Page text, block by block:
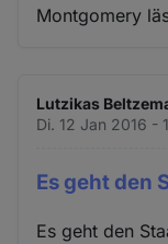
Montgomery
Lutzikas
Di. 12 Jan 2016 -
Es geht den
Es geht den